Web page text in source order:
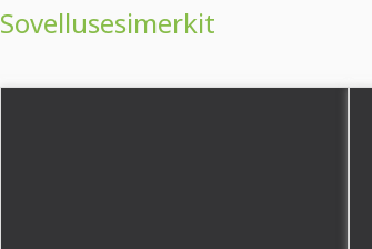
Sovellusesimerkit